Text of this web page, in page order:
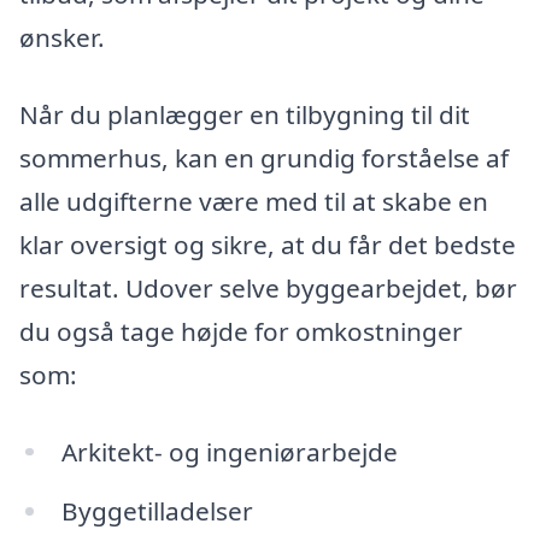
ønsker.
Når du planlægger en tilbygning til dit
sommerhus, kan en grundig forståelse af
alle udgifterne være med til at skabe en
klar oversigt og sikre, at du får det bedste
resultat. Udover selve byggearbejdet, bør
du også tage højde for omkostninger
som:
Arkitekt- og ingeniørarbejde
Byggetilladelser